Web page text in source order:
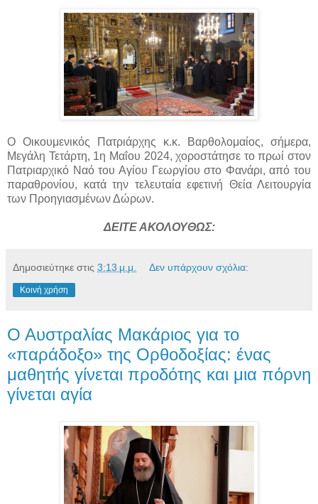
Ο Οικουμενικός Πατριάρχης κ.κ. Βαρθολομαίος, σήμερα,
Μεγάλη Τετάρτη, 1η Μαΐου 2024, χοροστάτησε το πρωί στον
Πατριαρχικό Ναό του Αγίου Γεωργίου στο Φανάρι, από του
παραθρονίου, κατά την τελευταία εφετινή Θεία Λειτουργία
των Προηγιασμένων Δώρων.
ΔΕΙΤΕ ΑΚΟΛΟΥΘΩΣ:
Δημοσιεύτηκε στις 3:13 μ.μ. Δεν υπάρχουν σχόλια:
Κοινή χρήση
Ο Αυστραλίας Μακάριος για το
«παράδοξο» της Ορθοδοξίας: ένας
μαθητής γίνεται προδότης και μια πόρνη
γίνεται αγία